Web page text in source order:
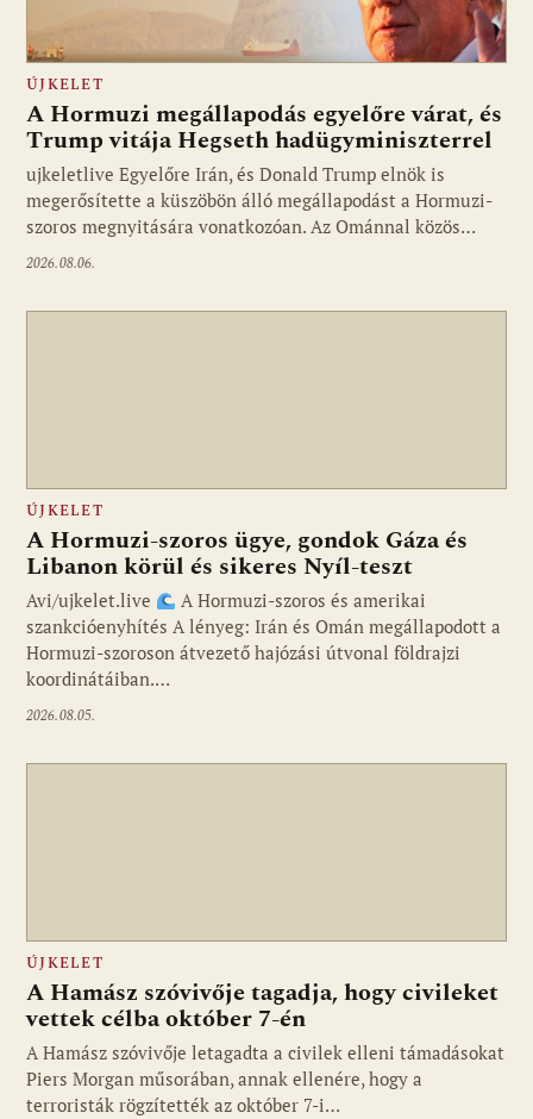
Fotó: ujkelet.live
ÚJKELET
A Hormuzi megállapodás egyelőre várat, és
Trump vitája Hegseth hadügyminiszterrel
ujkeletlive Egyelőre Irán, és Donald Trump elnök is
megerősítette a küszöbön álló megállapodást a Hormuzi-
szoros megnyitására vonatkozóan. Az Ománnal közös…
2026.08.06.
ÚJKELET
A Hormuzi-szoros ügye, gondok Gáza és
Libanon körül és sikeres Nyíl-teszt
Avi/ujkelet.live
A Hormuzi-szoros és amerikai
szankcióenyhítés A lényeg: Irán és Omán megállapodott a
Hormuzi-szoroson átvezető hajózási útvonal földrajzi
koordinátáiban.…
2026.08.05.
ÚJKELET
A Hamász szóvivője tagadja, hogy civileket
vettek célba október 7-én
A Hamász szóvivője letagadta a civilek elleni támadásokat
Piers Morgan műsorában, annak ellenére, hogy a
terroristák rögzítették az október 7-i…